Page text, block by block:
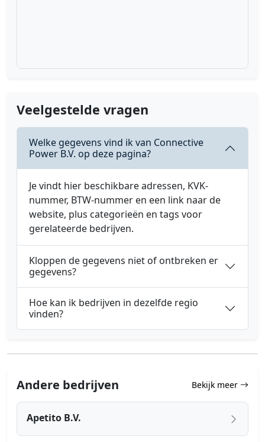
Veelgestelde vragen
Welke gegevens vind ik van Connective
Power B.V. op deze pagina?
Je vindt hier beschikbare adressen, KVK-
nummer, BTW-nummer en een link naar de
website, plus categorieën en tags voor
gerelateerde bedrijven.
Kloppen de gegevens niet of ontbreken er
gegevens?
Hoe kan ik bedrijven in dezelfde regio
vinden?
Andere bedrijven Bekijk meer
Apetito B.V.